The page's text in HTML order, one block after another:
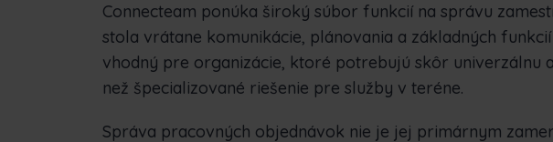
Connecteam ponúka široký súbor funkcií na správu
stola vrátane komunikácie, plánovania a základných
vhodný pre organizácie, ktoré potrebujú skôr univerzálnu
než špecializované riešenie pre služby v teréne.
Správa pracovných objednávok nie je jej primárnym